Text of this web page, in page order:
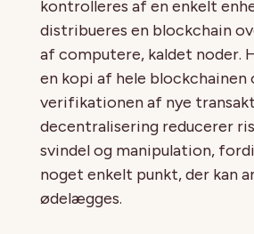
kontrolleres af en enkelt
distribueres en blockchain
af computere, kaldet noder.
en kopi af hele blockchainen
verifikationen af nye
decentralisering reducerer
svindel og manipulation,
noget enkelt punkt, der kan
ødelægges.